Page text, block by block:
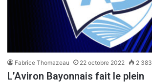
Fabrice Thomazeau 22 octobre 2022 2 383
L’Aviron Bayonnais fait le plein